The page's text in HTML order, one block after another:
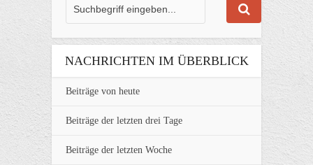
NACHRICHTEN IM ÜBERBLICK
Beiträge von heute
Beiträge der letzten drei Tage
Beiträge der letzten Woche